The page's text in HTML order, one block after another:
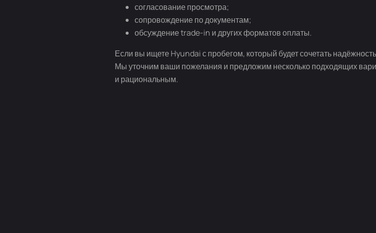
согласование просмотра;
сопровождение по документам;
обсуждениеtrade-in и других форматов оплаты.
Если вы ищете Hyundai с пробегом, который будет сочетать
Мы уточним ваши пожелания и предложим несколько подходящих
и рациональным.